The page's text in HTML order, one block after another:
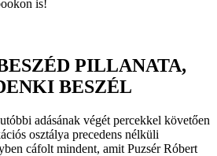
is!
PILLANATA,
BESZÉL
adásának végét percekkel követően
osztálya precedens nélküli
cáfolt mindent, amit Puzsér Róbert